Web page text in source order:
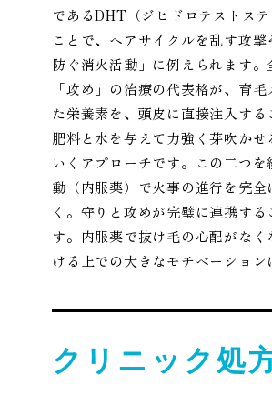
であるDHT（ジヒドロテストス
ことで、ヘアサイクルを乱す攻
防ぐ消火活動」に例えられます
「攻め」の治療の代表格が、育
た栄養素を、頭皮に直接注入す
肥料と水を与えて力強く芽吹か
いくアプローチです。この二つ
動（内服薬）で火事の進行を完
く。守りと攻めが完璧に連携す
す。内服薬で抜け毛の心配がな
ける上での大きなモチベーション
クリニック処